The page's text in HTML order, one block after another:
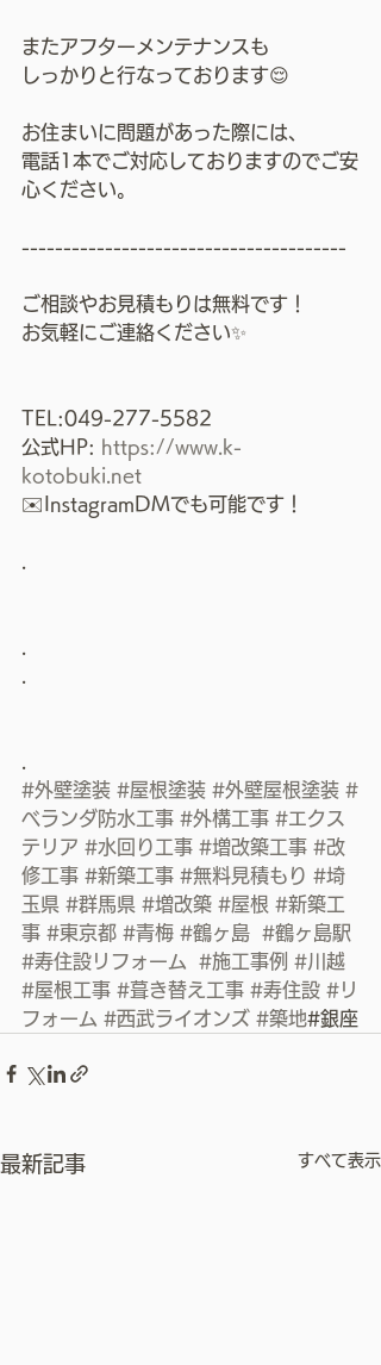
またアフターメンテナンスも
しっかりと行なっております😌
お住まいに問題があった際には、
電話1本でご対応しておりますのでご安
心ください。
---------------------------------------
ご相談やお見積もりは無料です！
お気軽にご連絡ください✨
TEL:049-277-5582
公式HP: https://www.k-
kotobuki.net
✉️InstagramDMでも可能です！
#外壁塗装 #屋根塗装 #外壁屋根塗装 #
ベランダ防水工事 #外構工事 #エクス
テリア #水回り工事 #増改築工事 #改
修工事 #新築工事 #無料見積もり #埼
玉県 #群馬県 #増改築 #屋根 #新築工
事 #東京都 #青梅 #鶴ヶ島
#鶴ヶ島駅
#寿住設リフォーム
#施工事例
#川越
#屋根工事 #葺き替え工事 #寿住設 #リ
フォーム #西武ライオンズ #築地#銀座
最新記事 すべて表示